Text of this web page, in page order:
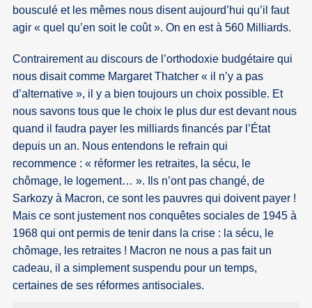
bousculé et les mêmes nous disent aujourd’hui qu’il faut
agir « quel qu’en soit le coût ». On en est à 560 Milliards.
Contrairement au discours de l’orthodoxie budgétaire qui
nous disait comme Margaret Thatcher « il n’y a pas
d’alternative », il y a bien toujours un choix possible. Et
nous savons tous que le choix le plus dur est devant nous
quand il faudra payer les milliards financés par l’État
depuis un an. Nous entendons le refrain qui
recommence : « réformer les retraites, la sécu, le
chômage, le logement… ». Ils n’ont pas changé, de
Sarkozy à Macron, ce sont les pauvres qui doivent payer !
Mais ce sont justement nos conquêtes sociales de 1945 à
1968 qui ont permis de tenir dans la crise : la sécu, le
chômage, les retraites ! Macron ne nous a pas fait un
cadeau, il a simplement suspendu pour un temps,
certaines de ses réformes antisociales.